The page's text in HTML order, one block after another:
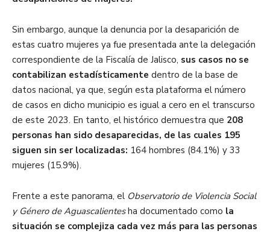
Sin embargo, aunque la denuncia por la desaparición de
estas cuatro mujeres ya fue presentada ante la delegación
correspondiente de la Fiscalía de Jalisco, sus casos no se
contabilizan estadísticamente dentro de la base de
datos nacional, ya que, según esta plataforma el número
de casos en dicho municipio es igual a cero en el transcurso
de este 2023. En tanto, el histórico demuestra que 208
personas han sido desaparecidas, de las cuales 195
siguen sin ser localizadas: 164 hombres (84.1%) y 33
mujeres (15.9%).
Frente a este panorama, el Observatorio de Violencia Social
y Género de Aguascalientesha documentado como la
situación se complejiza cada vez más para las personas